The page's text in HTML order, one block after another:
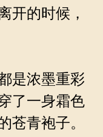
开的时候，
是浓墨重彩
了一身霜色
苍青袍子。